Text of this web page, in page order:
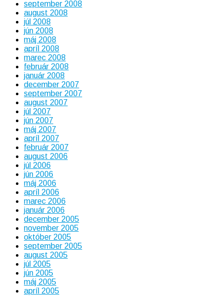
september 2008
august 2008
júl 2008
jún 2008
máj 2008
apríl 2008
marec 2008
február 2008
január 2008
december 2007
september 2007
august 2007
júl 2007
jún 2007
máj 2007
apríl 2007
február 2007
august 2006
júl 2006
jún 2006
máj 2006
apríl 2006
marec 2006
január 2006
december 2005
november 2005
október 2005
september 2005
august 2005
júl 2005
jún 2005
máj 2005
apríl 2005